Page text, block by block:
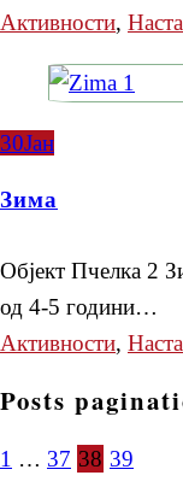
Активности,
30Јан
Зима
Објект Пчелка 2
од 4-5 години…
Активности,
Posts
1 … 37 38 39